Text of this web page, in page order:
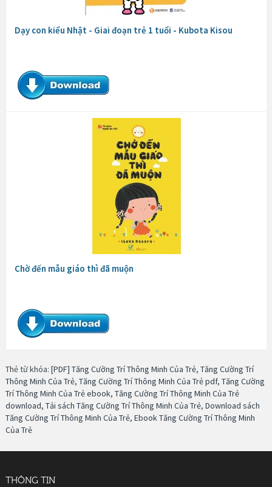
Dạy con kiểu Nhật - Giai đoạn trẻ 1 tuổi - Kubota Kisou
Chờ đến mẫu giáo thì đã muộn
Thẻ từ khóa: [PDF] Tăng Cường Trí Thông Minh Của Trẻ, Tăng Cường Trí
Thông Minh Của Trẻ, Tăng Cường Trí Thông Minh Của Trẻ pdf, Tăng Cường
Trí Thông Minh Của Trẻ ebook, Tăng Cường Trí Thông Minh Của Trẻ
download, Tải sách Tăng Cường Trí Thông Minh Của Trẻ, Download sách
Tăng Cường Trí Thông Minh Của Trẻ, Ebook Tăng Cường Trí Thông Minh
Của Trẻ
THÔNG TIN